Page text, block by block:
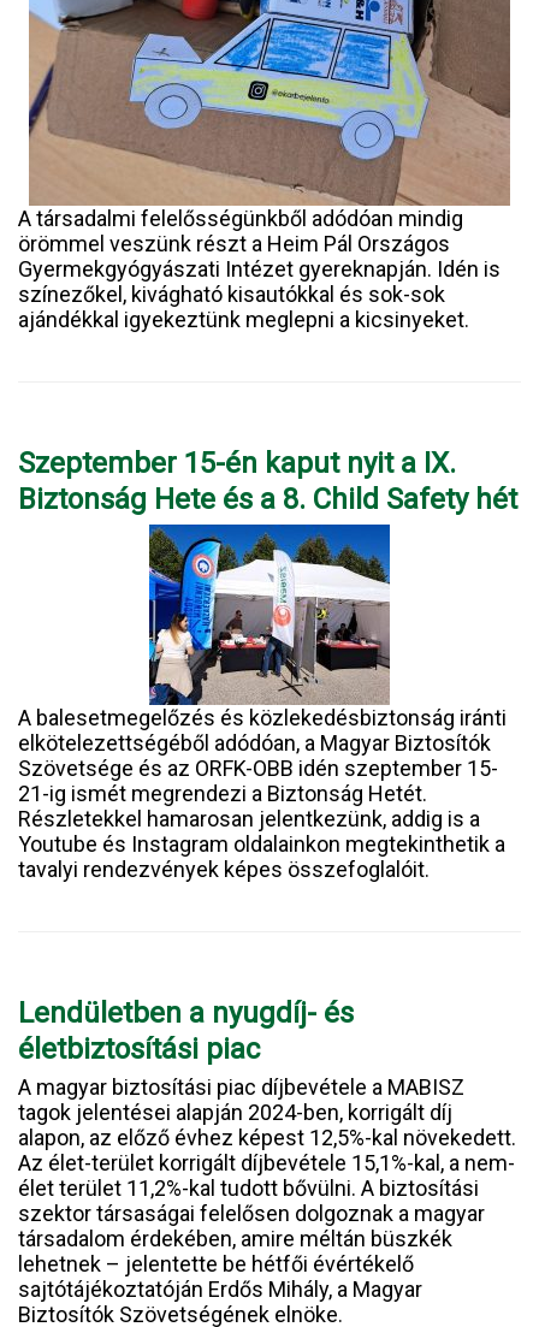
A társadalmi felelősségünkből adódóan mindig
örömmel veszünk részt a Heim Pál Országos
Gyermekgyógyászati Intézet gyereknapján. Idén is
színezőkel, kivágható kisautókkal és sok-sok
ajándékkal igyekeztünk meglepni a kicsinyeket.
Szeptember 15-én kaput nyit a IX.
Biztonság Hete és a 8. Child Safety hét
A balesetmegelőzés és közlekedésbiztonság iránti
elkötelezettségéből adódóan, a Magyar Biztosítók
Szövetsége és az ORFK-OBB idén szeptember 15-
21-ig ismét megrendezi a Biztonság Hetét.
Részletekkel hamarosan jelentkezünk, addig is a
Youtube és Instagram oldalainkon megtekinthetik a
tavalyi rendezvények képes összefoglalóit.
Lendületben a nyugdíj- és
életbiztosítási piac
A magyar biztosítási piac díjbevétele a MABISZ
tagok jelentései alapján 2024-ben, korrigált díj
alapon, az előző évhez képest 12,5%-kal növekedett.
Az élet-terület korrigált díjbevétele 15,1%-kal, a nem-
élet terület 11,2%-kal tudott bővülni. A biztosítási
szektor társaságai felelősen dolgoznak a magyar
társadalom érdekében, amire méltán büszkék
lehetnek – jelentette be hétfői évértékelő
sajtótájékoztatóján Erdős Mihály, a Magyar
Biztosítók Szövetségének elnöke.